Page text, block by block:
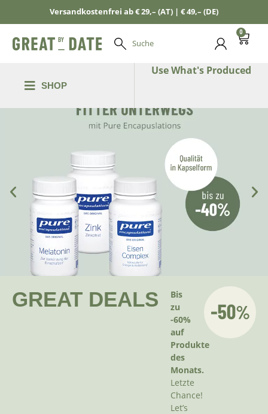
Versandkostenfrei ab € 29,– (AT) | € 49,– (DE)
Suche
0
SHOP
Use What's Produced
GREAT DEALS
Bis
zu
-60%
auf
Produkte
des
Monats.
Letzte
Chance!
Let’s